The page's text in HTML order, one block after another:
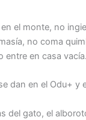
el monte, no
no coma
entre en casa vacía.
dan en el Odu+ y
del gato, el